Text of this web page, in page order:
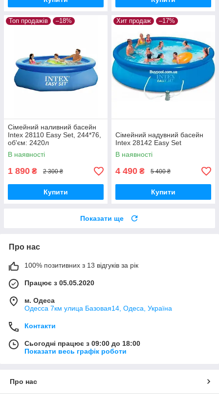
Топ продажів –18%
Сімейний наливний басейн
Intex 28110 Easy Set, 244*76,
об'єм: 2420л
В наявності
1 890 ₴ 2 300 ₴
Купити
Хит продаж –17%
Сімейний надувний басейн
Intex 28142 Easy Set
В наявності
4 490 ₴ 5 400 ₴
Купити
Показати ще
Про нас
100% позитивних з 13 відгуків за рік
Працює з 05.05.2020
м. Одеса
Одесса 7км улица Базовая14, Одеса, Україна
Контакти
Сьогодні працює з 09:00 до 18:00
Показати весь графік роботи
Про нас